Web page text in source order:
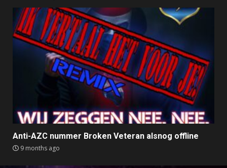
Anti-AZC nummer Broken Veteran alsnog offline
9 months ago